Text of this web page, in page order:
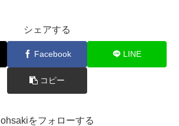
シェアする
Facebook LINE
コピー
ohsakiをフォローする